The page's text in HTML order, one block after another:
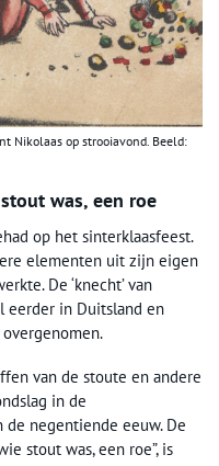
Nikolaas op strooiavond. Beeld:
was, een roe
op het sinterklaasfeest.
elementen uit zijn eigen
De ‘knecht’ van
eerder in Duitsland en
van de stoute en andere
in de
negentiende eeuw. De
stout was, een roe”, is